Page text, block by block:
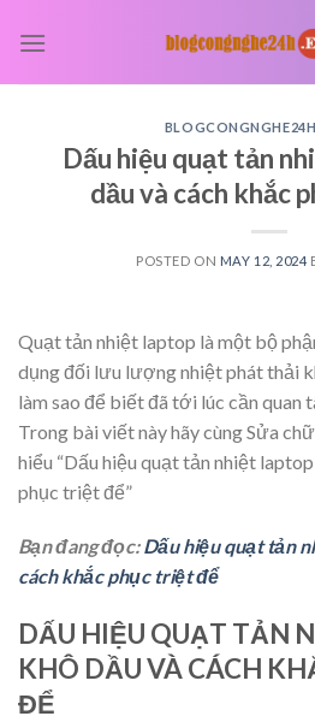
Dấu hiệu quạt tản
dầu và cách khắc
POSTED ON MAY 12, 2024
Quạt tản nhiệt laptop là một bộ
dụng đối lưu lượng nhiệt phát thải
làm sao để biết đã tới lúc cần quan
Trong bài viết này hãy cùng Sửa
hiểu “Dấu hiệu quạt tản nhiệt
phục triệt để”
Bạn đang đọc:Dấu hiệu quạt tản
cách khắc phục triệt để
DẤU HIỆU QUẠT TẢN
KHÔ DẦU VÀ CÁCH
ĐỂ